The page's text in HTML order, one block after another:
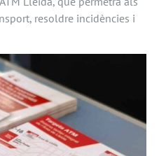
resoldre incidències i